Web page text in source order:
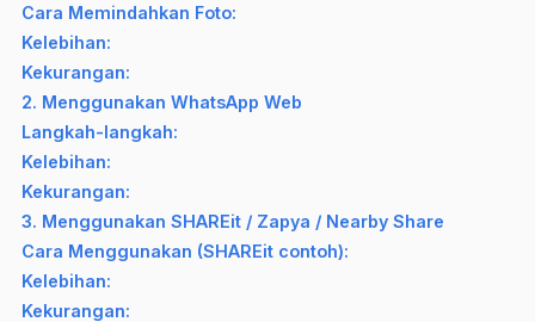
Cara Memindahkan Foto:
Kelebihan:
Kekurangan:
2. Menggunakan WhatsApp Web
Langkah-langkah:
Kelebihan:
Kekurangan:
3. Menggunakan SHAREit / Zapya / Nearby Share
Cara Menggunakan (SHAREit contoh):
Kelebihan:
Kekurangan: